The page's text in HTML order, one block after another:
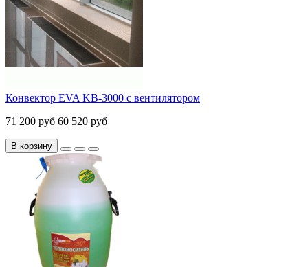
Конвектор EVA KB-3000 с вентилятором
71 200 руб 60 520 руб
В корзину